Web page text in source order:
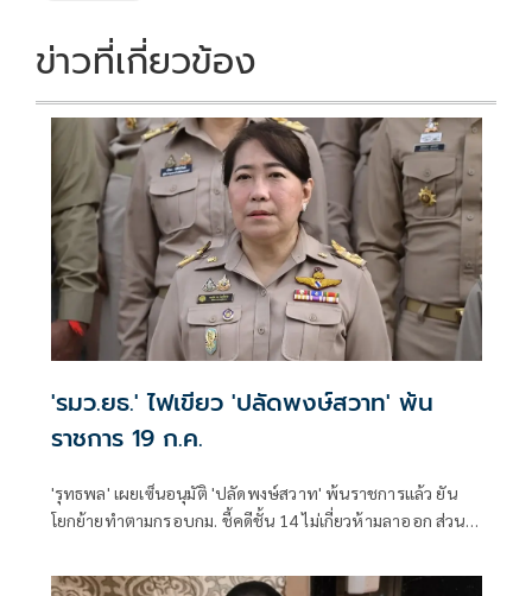
ข่าวที่เกี่ยวข้อง
'รมว.ยธ.' ไฟเขียว 'ปลัดพงษ์สวาท' พ้น
ราชการ 19 ก.ค.
'รุทธพล' เผยเซ็นอนุมัติ 'ปลัดพงษ์สวาท' พ้นราชการแล้ว ยัน
โยกย้ายทำตามกรอบกม. ชี้คดีชั้น 14 ไม่เกี่ยวห้ามลาออก ส่วน